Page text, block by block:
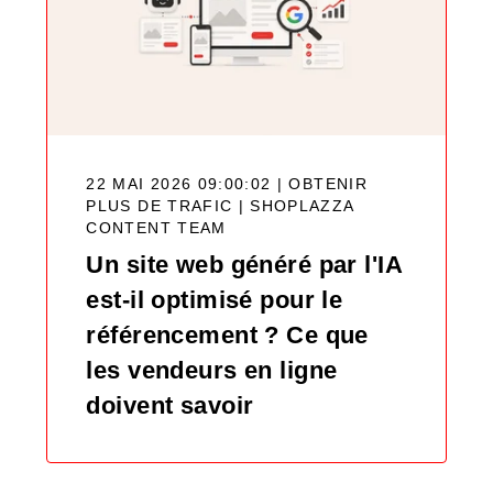
22 MAI 2026 09:00:02 | OBTENIR
PLUS DE TRAFIC |SHOPLAZZA
CONTENT TEAM
Un site web généré par l'IA
est-il optimisé pour le
référencement ? Ce que
les vendeurs en ligne
doivent savoir